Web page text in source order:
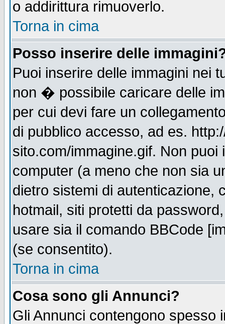
o addirittura rimuoverlo.
Torna in cima
Posso inserire delle
Puoi inserire delle immagini nei
non � possibile caricare delle
per cui devi fare un
di pubblico accesso, ad es.
sito.com/immagine.gif. Non
computer (a meno che non sia
dietro sistemi di autenticazione,
hotmail, siti protetti da
usare sia il comando BBCode
(se consentito).
Torna in cima
Cosa sono gli Annunci?
Gli Annunci contengono spesso